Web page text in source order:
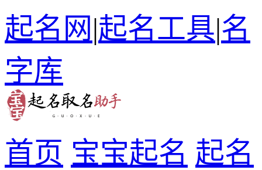
起名网|起名工具|名
字库
首页 宝宝起名 起名